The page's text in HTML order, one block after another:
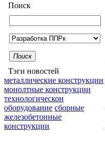
Поиск
Поиск
Тэги новостей
металлические конструкции
монолтные конструкции
технологическон
оборудование сборные
железобетонные
конструкции